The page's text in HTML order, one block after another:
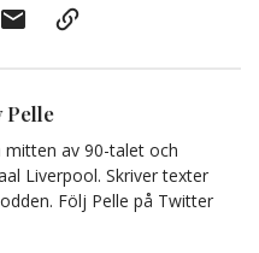
Pelle
mitten av 90-talet och
Liverpool. Skriver texter
Följ Pelle på Twitter